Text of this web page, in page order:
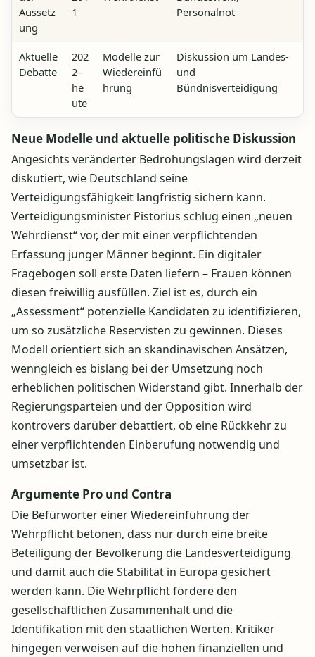
Aussetz
ung
1
Personalnot
Aktuelle
Debatte
202
2–
he
ute
Modelle zur
Wiedereinfü
hrung
Diskussion um Landes-
und
Bündnisverteidigung
Neue Modelle und aktuelle politische Diskussion
Angesichts veränderter Bedrohungslagen wird derzeit
diskutiert, wie Deutschland seine
Verteidigungsfähigkeit langfristig sichern kann.
Verteidigungsminister Pistorius schlug einen „neuen
Wehrdienst“ vor, der mit einer verpflichtenden
Erfassung junger Männer beginnt. Ein digitaler
Fragebogen soll erste Daten liefern – Frauen können
diesen freiwillig ausfüllen. Ziel ist es, durch ein
„Assessment“ potenzielle Kandidaten zu identifizieren,
um so zusätzliche Reservisten zu gewinnen. Dieses
Modell orientiert sich an skandinavischen Ansätzen,
wenngleich es bislang bei der Umsetzung noch
erheblichen politischen Widerstand gibt. Innerhalb der
Regierungsparteien und der Opposition wird
kontrovers darüber debattiert, ob eine Rückkehr zu
einer verpflichtenden Einberufung notwendig und
umsetzbar ist.
Argumente Pro und Contra
Die Befürworter einer Wiedereinführung der
Wehrpflicht betonen, dass nur durch eine breite
Beteiligung der Bevölkerung die Landesverteidigung
und damit auch die Stabilität in Europa gesichert
werden kann. Die Wehrpflicht fördere den
gesellschaftlichen Zusammenhalt und die
Identifikation mit den staatlichen Werten. Kritiker
hingegen verweisen auf die hohen finanziellen und